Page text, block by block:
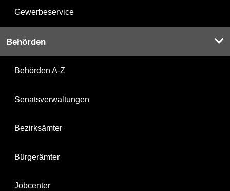
Gewerbeservice
Behörden
Behörden A-Z
Senatsverwaltungen
Bezirksämter
Bürgerämter
Jobcenter